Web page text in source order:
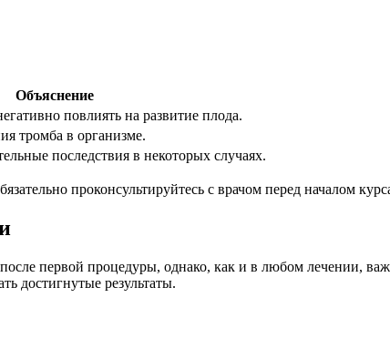
Объяснение
повлиять на развитие плода.
тромба в организме.
последствия в некоторых случаях.
проконсультируйтесь с врачом перед началом
первой процедуры, однако, как и в любом лечении,
достигнутые результаты.